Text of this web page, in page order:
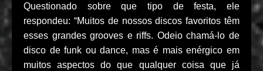
Questionado sobre que tipo de festa, ele
respondeu: “Muitos de nossos discos favoritos têm
esses grandes grooves e riffs. Odeio chamá-lo de
disco de funk ou dance, mas é mais enérgico em
muitos aspectos do que qualquer coisa que já